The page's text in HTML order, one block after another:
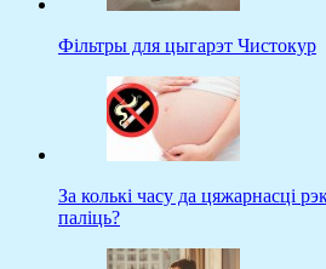
Фільтры для цыгарэт Чистокур
За колькі часу да цяжарнасці
паліць?